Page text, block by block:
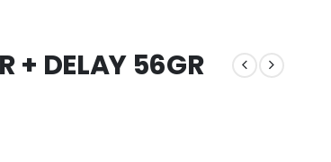
+ DELAY 56GR